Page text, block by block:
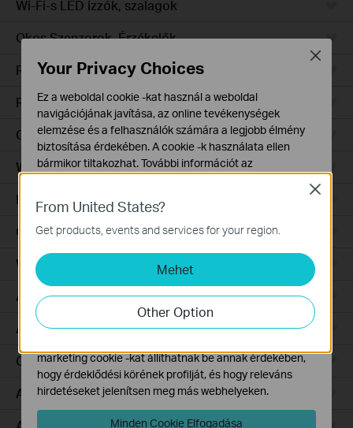
Wi-Fi-s LED izzók, szalagok
Okos Szenzorok, Érzékelők
Robotporszívók
Robotporszívó tartozékok
Ceiling Mount
Wall Plate
Desktop
Outdoor
Wireless Bridge
Aggregation
Access
Campus
Access Pro
From United States?
Get products, events and services for your region.
Mehet
Other Option
Close
Your Privacy Choices
Ez a weboldal cookie -kat használ a weboldal
navigációjának javítása, az online tevékenységek
elemzése és a felhasználók számára a legjobb élmény
biztosítása érdekében. A cookie -k használata ellen
bármikor tiltakozhat. További információt az
Alap Cookie-k
Ezek a cookie -k a webhely működéséhez szükségesek,
és nem tilthatók le a rendszereiben.
Marketing és Elemző Cookie-k
Az elemző cookie -k lehetővé teszik számunkra, hogy
elemezzük weboldalunkon végzett tevékenységeit, hogy
javítsuk és módosítsuk webhelyünk működését.
marketing cookie -kat állíthatnak be annak érdekében,
hogy érdeklődési körének profilját, és hogy releváns
hirdetéseket jelenítsen meg más webhelyeken.
Minden Cookie Elfogadása
Close